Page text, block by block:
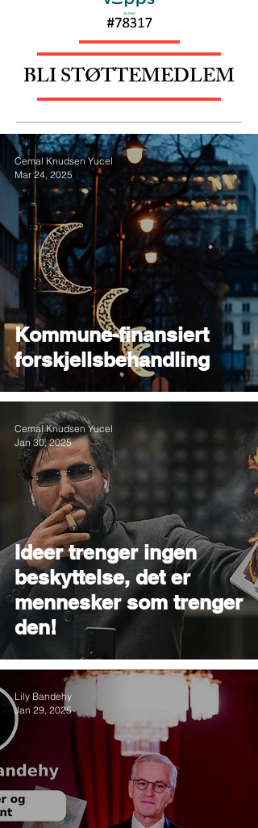
BLI STØTTEMEDLEM
Kommune-finansiert
forskjellsbehandling
Cemal Knudsen Yucel
Mar 24, 2025
Ideer trenger ingen
beskyttelse, det er
mennesker som trenger
den!
Cemal Knudsen Yucel
Jan 30, 2025
Lily Bandehy
Jan 29, 2025